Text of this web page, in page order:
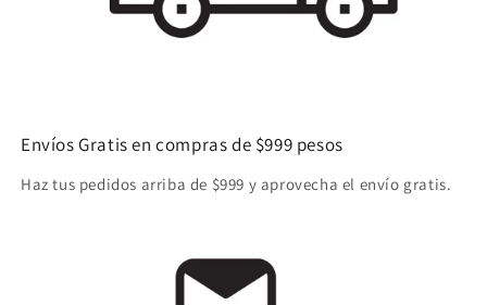
Envíos Gratis en compras de $999 pesos
Haz tus pedidos arriba de $999 y aprovecha el envío gratis.